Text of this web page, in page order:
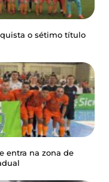
o sétimo título
entra na zona de